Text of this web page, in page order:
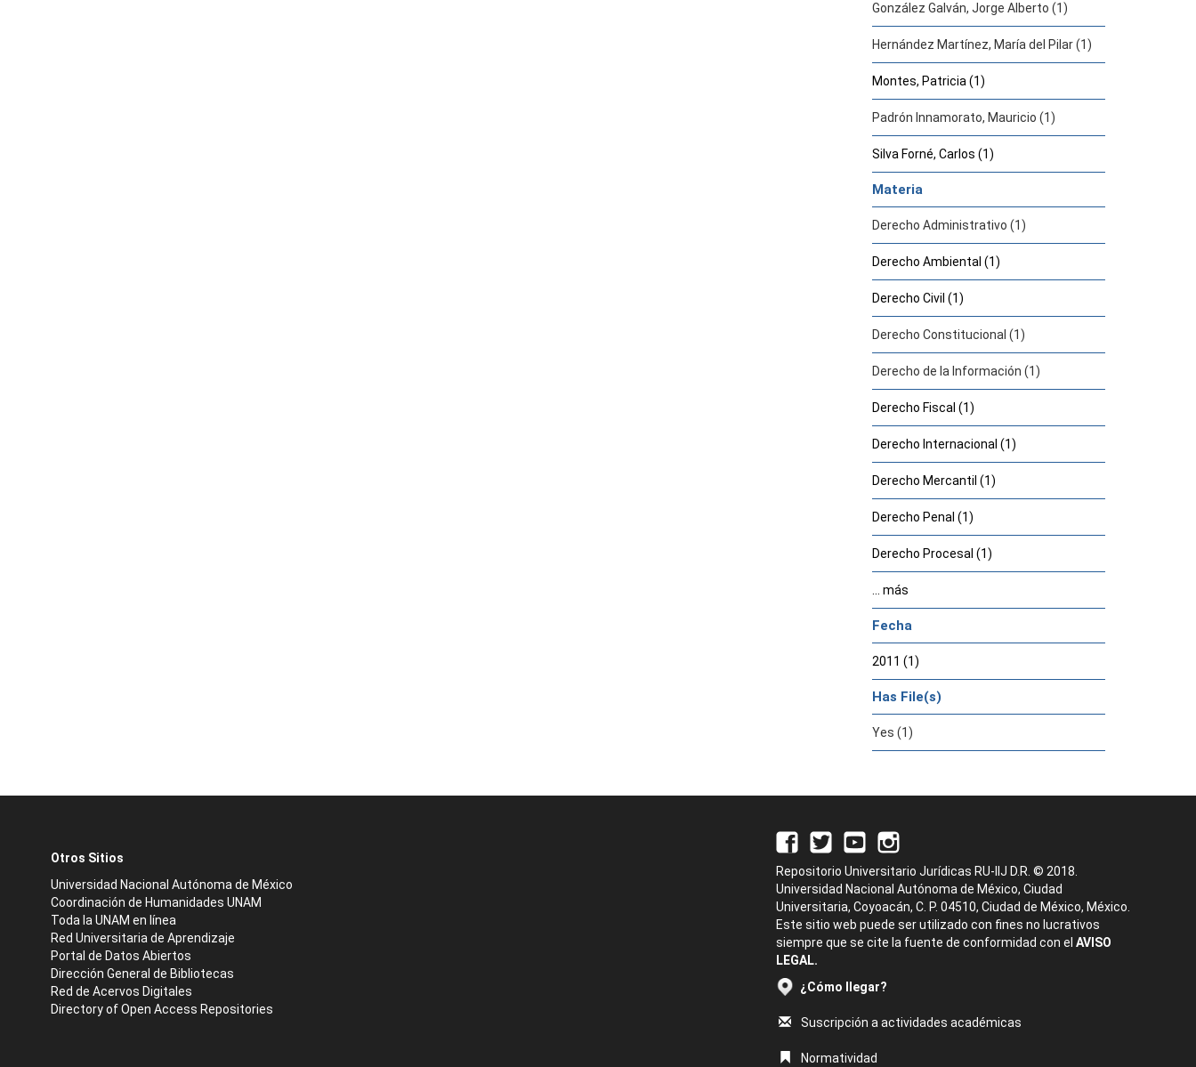
González Galván, Jorge Alberto (1)
Hernández Martínez, María del Pilar (1)
Montes, Patricia (1)
Padrón Innamorato, Mauricio (1)
Silva Forné, Carlos (1)
Materia
Derecho Administrativo (1)
Derecho Ambiental (1)
Derecho Civil (1)
Derecho Constitucional (1)
Derecho de la Información (1)
Derecho Fiscal (1)
Derecho Internacional (1)
Derecho Mercantil (1)
Derecho Penal (1)
Derecho Procesal (1)
... más
Fecha
2011 (1)
Has File(s)
Yes (1)
Otros Sitios
Universidad Nacional Autónoma de México
Coordinación de Humanidades UNAM
Toda la UNAM en línea
Red Universitaria de Aprendizaje
Portal de Datos Abiertos
Dirección General de Bibliotecas
Red de Acervos Digitales
Directory of Open Access Repositories
Repositorio Universitario Jurídicas RU-IIJ D.R. © 2018.
Universidad Nacional Autónoma de México, Ciudad
Universitaria, Coyoacán, C. P. 04510, Ciudad de México, México.
Este sitio web puede ser utilizado con fines no lucrativos
siempre que se cite la fuente de conformidad con el AVISO
LEGAL.
¿Cómo llegar?
Suscripción a actividades académicas
Normatividad